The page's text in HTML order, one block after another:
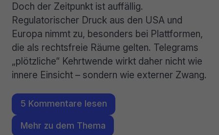
Doch der Zeitpunkt ist auffällig.
Regulatorischer Druck aus den USA und
Europa nimmt zu, besonders bei Plattformen,
die als rechtsfreie Räume gelten. Telegrams
„plötzliche“ Kehrtwende wirkt daher nicht wie
innere Einsicht – sondern wie externer Zwang.
5 Kommentare lesen
Mehr zu dem Thema